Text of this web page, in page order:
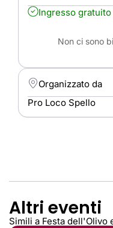
Ingresso gratuito
Non ci sono
Organizzato da
Pro Loco Spello
Altri eventi
Simili a Festa dell'Olivo